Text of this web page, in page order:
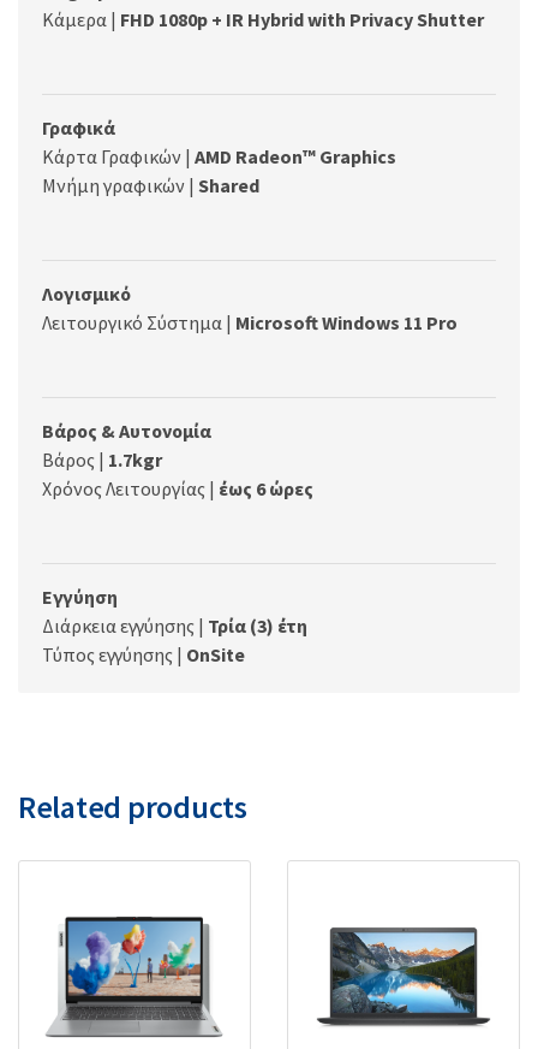
Κάμερα | FHD 1080p + IR Hybrid with Privacy Shutter
Γραφικά
Κάρτα Γραφικών | AMD Radeon™ Graphics
Μνήμη γραφικών | Shared
Λογισμικό
Λειτουργικό Σύστημα | Microsoft Windows 11 Pro
Βάρος & Αυτονομία
Βάρος | 1.7kgr
Χρόνος Λειτουργίας | έως 6 ώρες
Εγγύηση
Διάρκεια εγγύησης | Τρία (3) έτη
Τύπος εγγύησης | OnSite
Related products